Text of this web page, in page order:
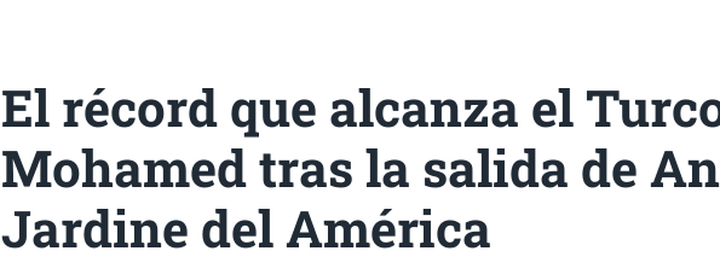
El récord que alcanza el
Mohamed tras la salida de
Jardine del América